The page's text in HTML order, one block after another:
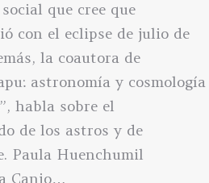
que cree que
con el eclipse de julio de
la coautora de
astronomía y cosmología
habla sobre el
de los astros y de
Paula Huenchumil
Canio…